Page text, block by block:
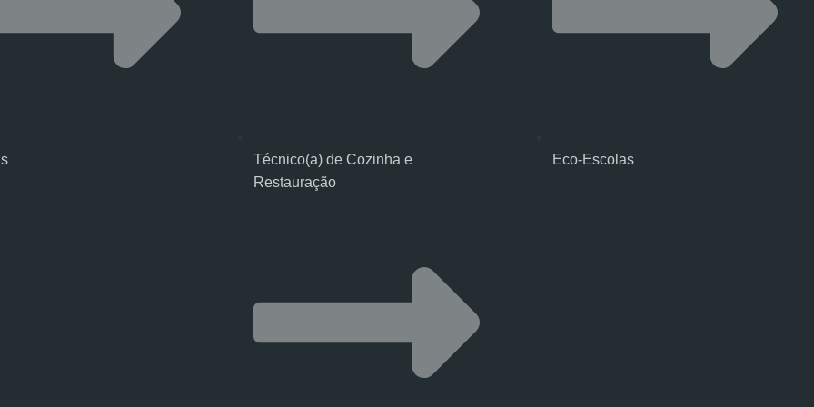
Técnico(a) de Cozinha e
Restauração
Eco-Escolas